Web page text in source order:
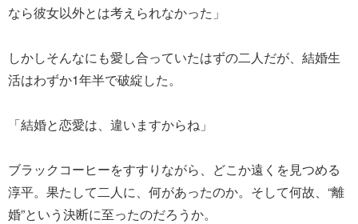
なら彼女以外とは考えられなかった」
しかしそんなにも愛し合っていたはずの二人だが、結婚生
活はわずか1年半で破綻した。
「結婚と恋愛は、違いますからね」
ブラックコーヒーをすすりながら、どこか遠くを見つめる
淳平。果たして二人に、何があったのか。そして何故、“離
婚”という決断に至ったのだろうか。